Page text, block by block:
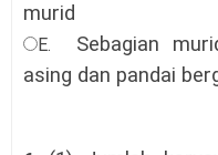
murid
E.
Sebagian
asing dan pandai